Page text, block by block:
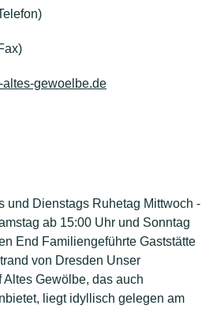
altes-gewoelbe.de
und Dienstags Ruhetag Mittwoch -
ab 15:00 Uhr und Sonntag
End Familiengeführte Gaststätte
von Dresden Unser
Altes Gewölbe, das auch
liegt idyllisch gelegen am